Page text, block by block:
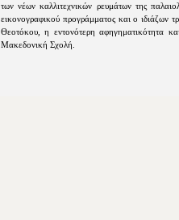
των νέων καλλιτεχνικών ρευμάτων της
εικονογραφικού προγράμματος και ο ιδιάζων
Θεοτόκου, η εντονότερη αφηγηματικότητα
Μακεδονική Σχολή.